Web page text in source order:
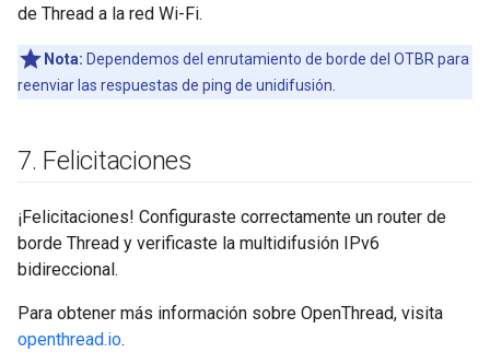
de Thread a la red Wi-Fi.
Nota: Dependemos del enrutamiento de borde del OTBR para
reenviar las respuestas de ping de unidifusión.
7. Felicitaciones
¡Felicitaciones! Configuraste correctamente un router de
borde Thread y verificaste la multidifusión IPv6
bidireccional.
Para obtener más información sobre OpenThread, visita
openthread.io.